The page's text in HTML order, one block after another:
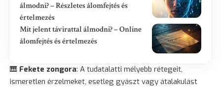
álmodni? – Részletes álomfejtés és
értelmezés
Mit jelent távirattal álmodni? – Online
álomfejtés és értelmezés
🎹 Fekete zongora: A tudatalatti mélyebb rétegeit,
ismeretlen érzelmeket, esetleg gyászt vagy átalakulást